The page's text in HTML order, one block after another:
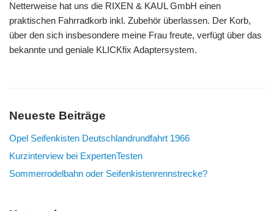
Netterweise hat uns die RIXEN & KAUL GmbH einen
praktischen Fahrradkorb inkl. Zubehör überlassen. Der Korb,
über den sich insbesondere meine Frau freute, verfügt über das
bekannte und geniale KLICKfix Adaptersystem.
Neueste Beiträge
Opel Seifenkisten Deutschlandrundfahrt 1966
Kurzinterview bei ExpertenTesten
Sommerrodelbahn oder Seifenkistenrennstrecke?